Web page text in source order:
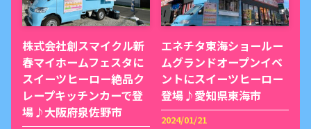
株式会社創スマイクル新
春マイホームフェスタに
スイーツヒーロー絶品ク
レープキッチンカーで登
場♪大阪府泉佐野市
エネチタ東海ショールー
ムグランドオープンイベ
ントにスイーツヒーロー
登場♪愛知県東海市
2024/01/21